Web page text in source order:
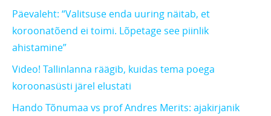
Päevaleht: “Valitsuse enda uuring näitab, et
koroonatõend ei toimi. Lõpetage see piinlik
ahistamine”
Video! Tallinlanna räägib, kuidas tema poega
koroonasüsti järel elustati
Hando Tõnumaa vs prof Andres Merits: ajakirjanik